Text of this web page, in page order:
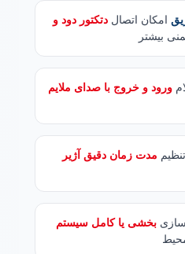
امکان اتصال دتکتور دود و
بیشتر
ورود و خروج با صدای ملایم
مدت زمان دقیق آژیر
بخشی یا کامل سیستم